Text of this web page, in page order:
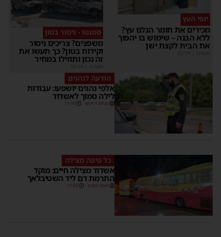
יופי העץ
מכירים את חומר הגלם עץ?
ללא הבנה – שימוש בו יהפוך
את הבית לקצת ישן
מקודם
סמנטו - ניסור בטון
משפצים? צריכים ניסור
וקידוח בטון? כך תעשו את
זה נכון ותוזילו במחיר
מקודם
הודעה לנהגים
אלפי נהגים יושפעו: עבודות
לילה סמוך לאשדוד
מנחם דויטש 11:10
כל טיפה מצילה
אשדוד מצילה חיים: מוקד
התרמת דם ליד השטיבלאך
משה קאהן 11:05